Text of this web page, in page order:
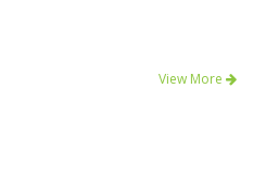
View More